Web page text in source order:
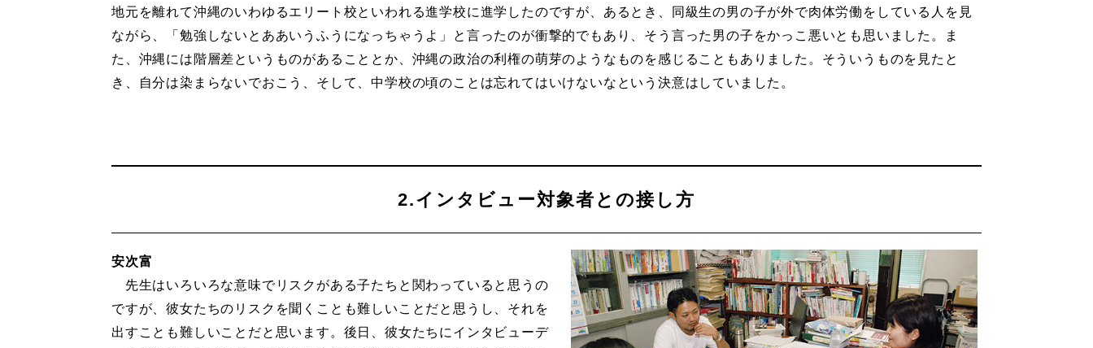
地元を離れて沖縄のいわゆるエリート校といわれる進学校に進学したのですが、あるとき、同級生の男の子が外で肉体労働をしている人を見
ながら、「勉強しないとああいうふうになっちゃうよ」と言ったのが衝撃的でもあり、そう言った男の子をかっこ悪いとも思いました。ま
た、沖縄には階層差というものがあることとか、沖縄の政治の利権の萌芽のようなものを感じることもありました。そういうものを見たと
き、自分は染まらないでおこう、そして、中学校の頃のことは忘れてはいけないなという決意はしていました。
2.インタビュー対象者との接し方
安次富
先生はいろいろな意味でリスクがある子たちと関わっていると思うの
ですが、彼女たちのリスクを聞くことも難しいことだと思うし、それを
出すことも難しいことだと思います。後日、彼女たちにインタビューデ